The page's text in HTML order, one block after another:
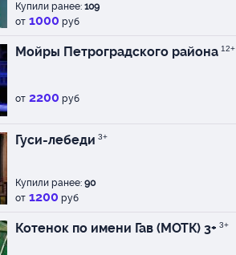
Купили ранее: 109
от 1000 руб
Мойры Петроградского района 12+
от 2200 руб
Гуси-лебеди 3+
Купили ранее: 90
от 1200 руб
Котенок по имени Гав (МОТК) 3+ 3+